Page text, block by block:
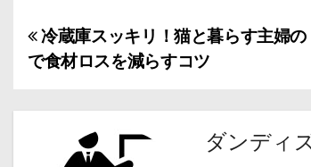
投
稿
ナ
冷蔵庫スッキリ！猫と暮らす主婦
で食材ロスを減らすコツ
ダンディ